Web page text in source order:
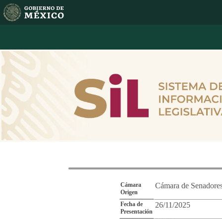
Cámara
Origen
Cámara de
Fecha de
Presentación
26/11/2025